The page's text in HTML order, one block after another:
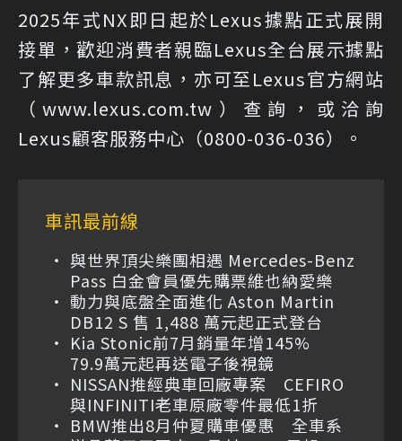
2025年式NX即日起於Lexus據點正式展開
接單，歡迎消費者親臨Lexus全台展示據點
了解更多車款訊息，亦可至Lexus官方網站
（www.lexus.com.tw）查詢，或洽詢
Lexus顧客服務中心（0800-036-036）。
車訊最前線
與世界頂尖樂團相遇 Mercedes-Benz
Pass 白金會員優先購票維也納愛樂
動力與底盤全面進化 Aston Martin
DB12 S 售 1,488 萬元起正式登台
Kia Stonic前7月銷量年增145%
79.9萬元起再送電子後視鏡
NISSAN推經典車回廠專案 CEFIRO
與INFINITI老車原廠零件最低1折
BMW推出8月仲夏購車優惠 全車系